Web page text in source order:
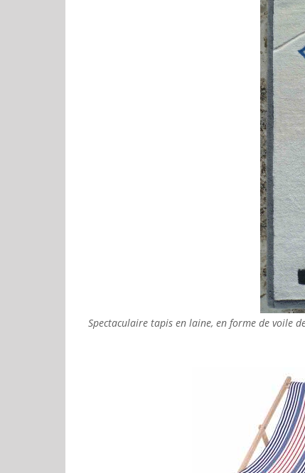
Spectaculaire tapis en laine, en forme de voile